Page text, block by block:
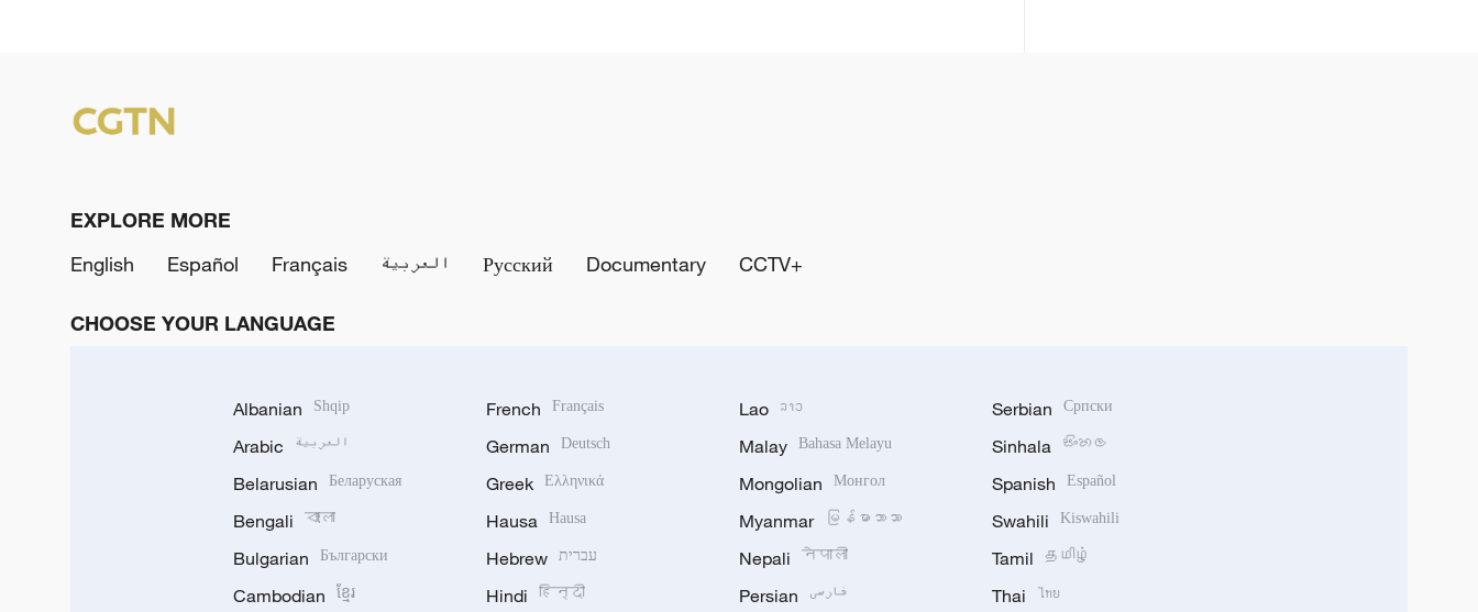
EXPLORE MORE
English
Español Français العربية Русский Documentary CCTV+
CHOOSE YOUR LANGUAGE
Albanian Shqip
Arabic العربية
Belarusian Беларуская
Bengali বাংলা
Bulgarian Български
Cambodian ខ្មែរ
French Français
German Deutsch
Greek Ελληνικά
Hausa Hausa
Hebrew עברית
Hindi हिन्दी
Lao ລາວ
Malay Bahasa Melayu
Mongolian Монгол
Myanmar မြန်မာဘာသာ
Nepali नेपाली
Persian فارسی
Serbian Српски
Sinhala සිංහල
Spanish Español
Swahili Kiswahili
Tamil தமிழ்
Thai ไทย